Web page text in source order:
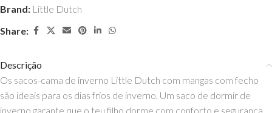
Brand: Little Dutch
Share:
Descrição
Os sacos-cama de inverno Little Dutch com mangas com fecho
são ideais para os dias frios de inverno. Um saco de dormir de
inverno garante que o teu filho dorme com conforto e segurança.